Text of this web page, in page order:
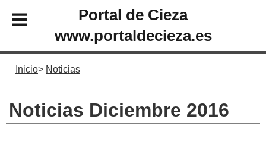
Portal de Cieza
www.portaldecieza.es
Inicio Noticias
Noticias Diciembre 2016